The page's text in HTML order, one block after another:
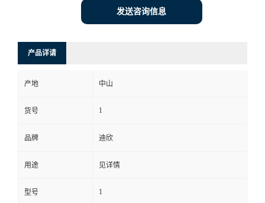
式
在
线
留
言
发送咨询信息
产品详请
产地 中山
货号 1
品牌 迪欣
用途 见详情
型号 1